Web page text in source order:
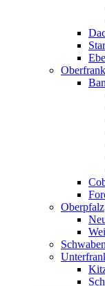
Oberpfalz
Schwaben